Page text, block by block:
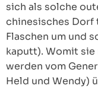
sich als solche
chinesisches
Flaschen um und
kaputt). Womit
werden vom
Held und Wendy)